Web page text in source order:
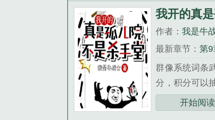
我开的真
作者：我是牛
最新章节：第9
群像系统词条
分，积分可以
灵手巧做饭缝
必须通达抓周
开始阅读